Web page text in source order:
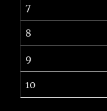
7
8
9
10